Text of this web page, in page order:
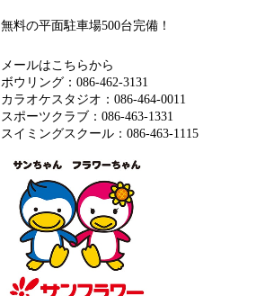
無料の平面駐車場500台完備！
メールはこちらから
ボウリング：086-462-3131
カラオケスタジオ：086-464-0011
スポーツクラブ：086-463-1331
スイミングスクール：086-463-1115